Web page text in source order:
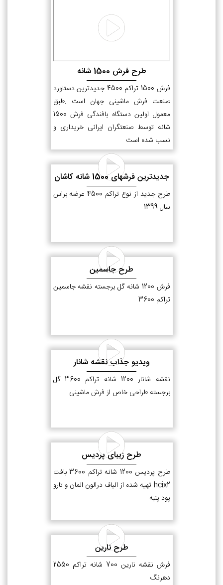
طرح فرش 1500 شانه
فرش 1500 تراکم 4500 جدیدترین دستاورد
صنعت فرش ماشینی جهان است .طبق
معمول اولین دستگاه بافندگی فرش 1500
شانه توسط صنعتگران ایرانی خریداری و
نسب شده است
جدیدترین فرشهای 1500 شانه کاشان
طرح جدید از نوع تراکم 4500 عرضه براس
سال 1399
طرح جاسمین
فرش 1200 شانه گل برجسته نقشه جاسمین
تراکم 3600
ویدیو جذاب نقشه شانار
نقشه شانار 1200 شانه تراکم 3600 گل
برجسته طراحی خاص از فرش ماشینی
طرح زیبای پردیس
طرح پردیس 1200 شانه تراکم 3600 بافت
hcix2 تهیه شده از الیاف درالون المان و تارو
پود پنبه
طرح نارین
فرش نقشه نارین 700 شانه تراکم 2550
دهرنگ